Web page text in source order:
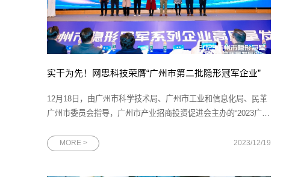
实干为先！网思科技荣膺“广州市第二批隐形冠军企业”
12月18日，由广州市科学技术局、广州市工业和信息化局、民革
广州市委员会指导，广州市产业招商投资促进会主办的“2023广州
被授予“广州市第二批隐形冠军企业”荣誉称号，充分体现网思科技
MORE > 2023/12/19